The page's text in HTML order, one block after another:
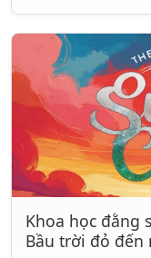
Khoa học đằng
Bầu trời đỏ đến